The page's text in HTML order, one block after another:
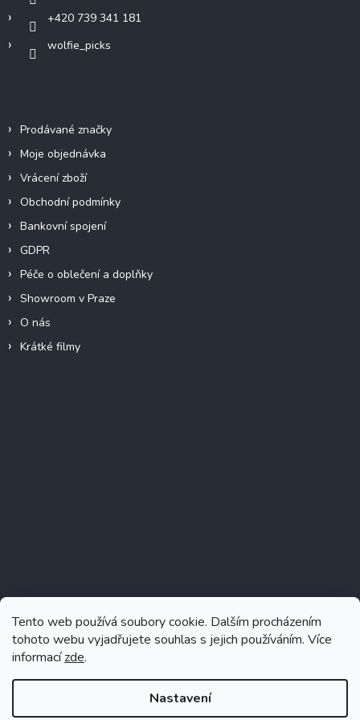
Tento web používá soubory cookie. Dalším procházením
tohoto webu vyjadřujete souhlas s jejich používáním. Více
informacízde.
Nastavení
+420 739 341 181
wolfie_picks
Prodávané značky
Moje objednávka
Vrácení zboží
Obchodní podmínky
Bankovní spojení
GDPR
Péče o oblečení a doplňky
Showroom v Praze
O nás
Krátké filmy
Sledovat na Instagramu